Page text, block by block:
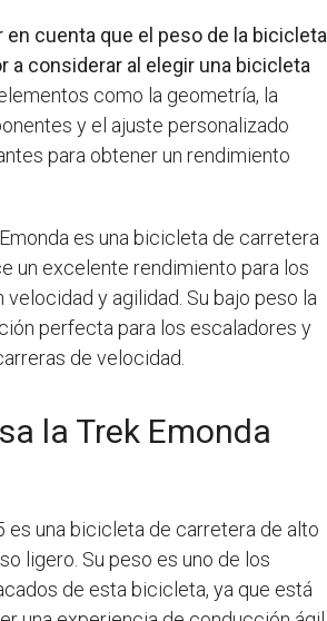
cuenta que el peso de la bicicleta
a considerar al elegir una bicicleta
como la geometría, la
y el ajuste personalizado
para obtener un rendimiento
es una bicicleta de carretera
un excelente rendimiento para los
y agilidad. Su bajo peso la
perfecta para los escaladores y
de velocidad.
la Trek Emonda
es una bicicleta de carretera de alto
ligero. Su peso es uno de los
de esta bicicleta, ya que está